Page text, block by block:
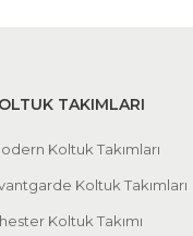
TAKIMLARI
Koltuk Takımları
Koltuk Takımları
Koltuk Takımı